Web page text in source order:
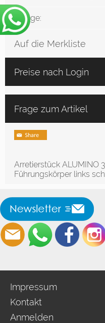
Menge:
Auf die Merkliste
Preise nach Login
Frage zum Artikel
Arretierstück ALUMINO
Führungskörper links
Impressum
Kontakt
Anmelden